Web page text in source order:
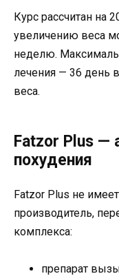
Курс рассчитан на
увеличению веса
неделю.
лечения — 36 день
веса.
Fatzor Plus —
похудения
Fatzor Plus не
производитель,
комплекса:
препарат